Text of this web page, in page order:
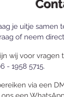
je uitje samen
of neem
wij voor vragen
- 1958 5715.
via een